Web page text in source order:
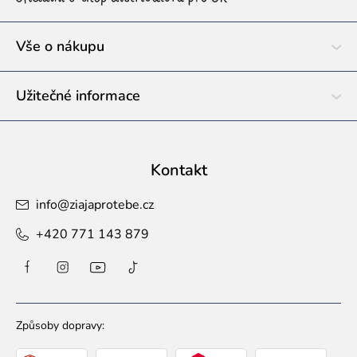
t
Vše o nákupu
Užitečné informace
Kontakt
info@ziajaprotebe.cz
+420 771 143 879
Způsoby dopravy: